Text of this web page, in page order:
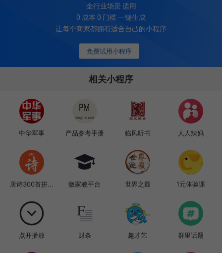
免费试用小程序
全行业场景 适用
0 成本 0 门槛 一键生成
让每个商家都拥有适合自己的小程序
相关小程序
中华军事 产品参考手册 临风听书 人人辣妈
唐诗300首拼... 微家教平台 世界之最 1元体验课
点开播放 财条 趣才艺 群里话题